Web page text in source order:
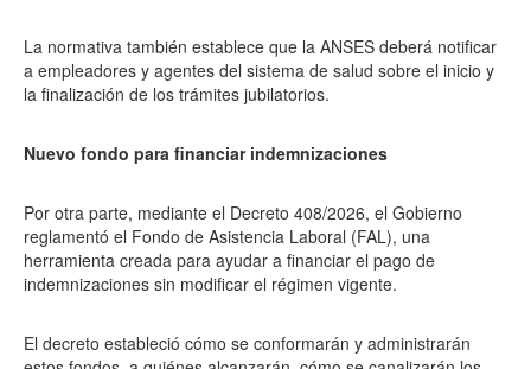
La normativa también establece que la ANSES deberá notificar
a empleadores y agentes del sistema de salud sobre el inicio y
la finalización de los trámites jubilatorios.
Nuevo fondo para financiar indemnizaciones
Por otra parte, mediante el Decreto 408/2026, el Gobierno
reglamentó el Fondo de Asistencia Laboral (FAL), una
herramienta creada para ayudar a financiar el pago de
indemnizaciones sin modificar el régimen vigente.
El decreto estableció cómo se conformarán y administrarán